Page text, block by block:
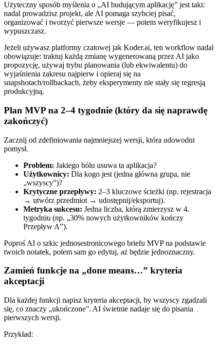
Użyteczny sposób myślenia o „AI budującym aplikację” jest taki:
nadal prowadzisz projekt, ale AI pomaga szybciej pisać,
organizować i tworzyć pierwsze wersje — potem weryfikujesz i
wypuszczasz.
Jeżeli używasz platformy czatowej jak Koder.ai, ten workflow nadal
obowiązuje: traktuj każdą zmianę wygenerowaną przez AI jako
propozycję, używaj trybu planowania (lub ekwiwalentu) do
wyjaśnienia zakresu najpierw i opieraj się na
snapshotach/rollbackach, żeby eksperymenty nie stały się regresją
produkcyjną.
Plan MVP na 2–4 tygodnie (który da się naprawdę
zakończyć)
Zacznij od zdefiniowania najmniejszej wersji, która udowodni
pomysł.
Problem: Jakiego bólu usuwa ta aplikacja?
Użytkownicy: Dla kogo jest (jedna główna grupa, nie
„wszyscy”)?
Krytyczne przepływy: 2–3 kluczowe ścieżki (np. rejestracja
→ utwórz przedmiot → udostępnij/eksportuj).
Metryka sukcesu: Jedna liczba, którą zmierzysz w 4.
tygodniu (np. „30% nowych użytkowników kończy
Przepływ A”).
Poproś AI o szkic jednosestronicowego briefu MVP na podstawie
twoich notatek, potem sam go edytuj, aż będzie jednoznaczny.
Zamień funkcje na „done means…” kryteria
akceptacji
Dla każdej funkcji napisz kryteria akceptacji, by wszyscy zgadzali
się, co znaczy „ukończone”. AI świetnie nadaje się do pisania
pierwszych wersji.
Przykład: